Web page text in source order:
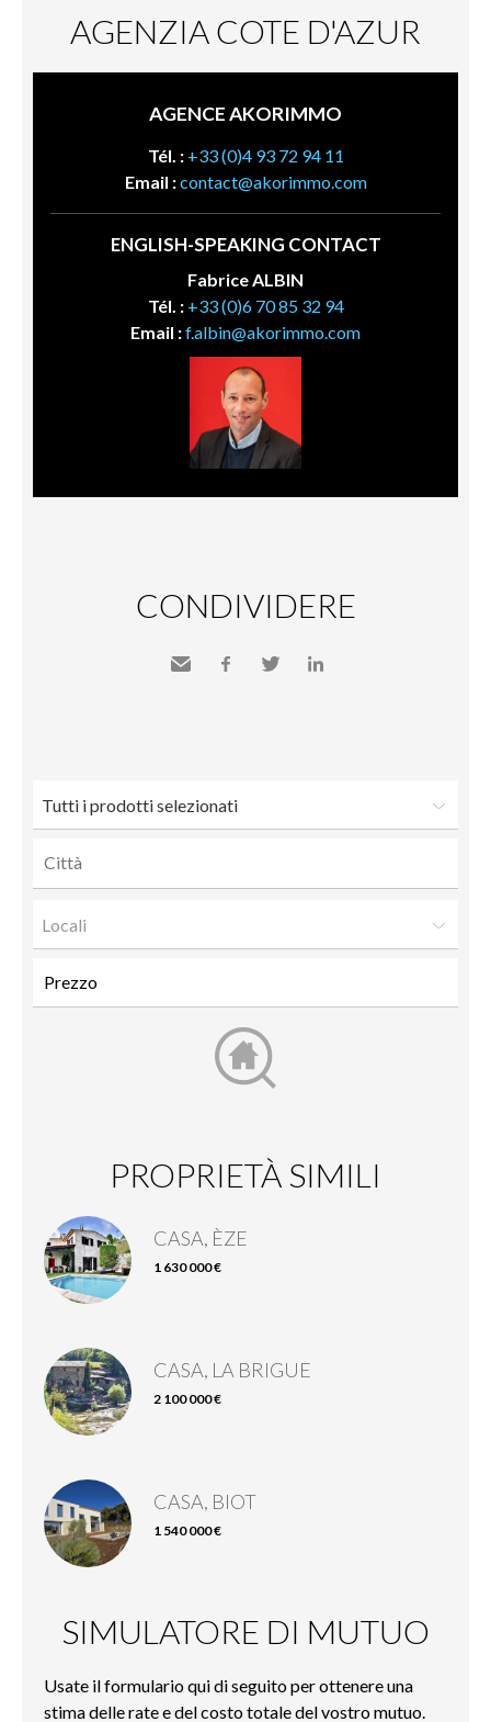
AGENZIA COTE D'AZUR
AGENCE AKORIMMO
Tél. : +33 (0)4 93 72 94 11
Email :contact@akorimmo.com
ENGLISH-SPEAKING CONTACT
Fabrice ALBIN
Tél. : +33 (0)6 70 85 32 94
Email :f.albin@akorimmo.com
CONDIVIDERE
Tutti i prodotti selezionati
Locali
PROPRIETÀ SIMILI
CASA, ÈZE
1 630 000 €
CASA, LA BRIGUE
2 100 000 €
CASA, BIOT
1 540 000 €
SIMULATORE DI MUTUO
Usate il formulario qui di seguito per ottenere una
stima delle rate e del costo totale del vostro mutuo.